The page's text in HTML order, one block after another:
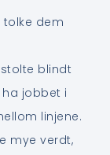
tolke dem
blindt
jobbet i
linjene.
mye verdt,